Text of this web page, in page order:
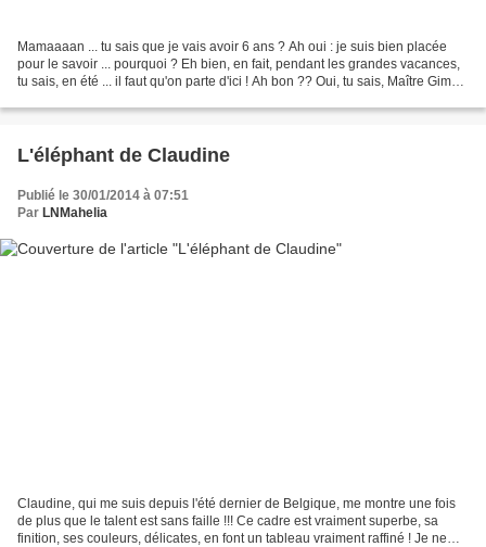
Mamaaaan ... tu sais que je vais avoir 6 ans ? Ah oui : je suis bien placée
pour le savoir ... pourquoi ? Eh bien, en fait, pendant les grandes vacances,
tu sais, en été ... il faut qu'on parte d'ici ! Ah bon ?? Oui, tu sais, Maître Gims,
L'éléphant de Claudine
Publié le 30/01/2014 à 07:51
Par LNMahelia
Claudine, qui me suis depuis l'été dernier de Belgique, me montre une fois
de plus que le talent est sans faille !!! Ce cadre est vraiment superbe, sa
finition, ses couleurs, délicates, en font un tableau vraiment raffiné ! Je ne